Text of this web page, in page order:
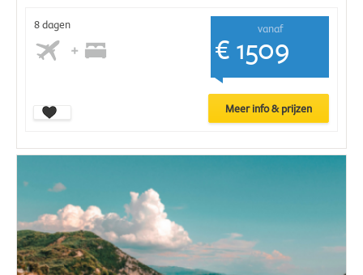
vanaf
€ 1509
8 dagen
Meer info & prijzen